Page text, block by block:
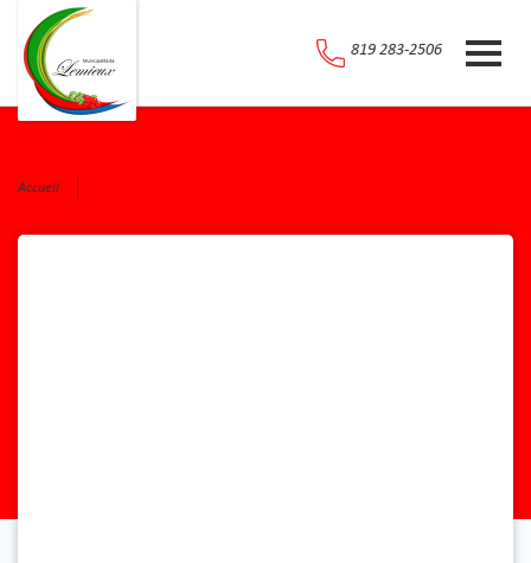
819 283-2506
Accueil